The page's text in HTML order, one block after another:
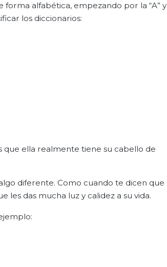
alfabética, empezando por la “A” y
los diccionarios:
que ella realmente tiene su cabello de
diferente. Como cuando te dicen que
les das mucha luz y calidez a su vida.